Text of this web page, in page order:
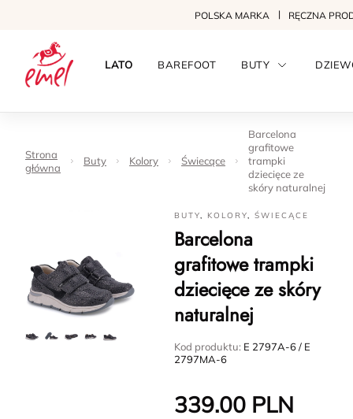
POLSKA MARKA RĘCZNA
LATO BAREFOOT BUTY
Strona
główna
Buty Kolory Świecące
Barcelona
grafitowe
trampki
dziecięce ze
skóry naturalnej
BUTY, KOLORY,ŚWIECĄCE
Barcelona
grafitowe trampki
dziecięce ze skóry
naturalnej
Kod produktu: E 2797A-6 / E
2797MA-6
339.00 PLN